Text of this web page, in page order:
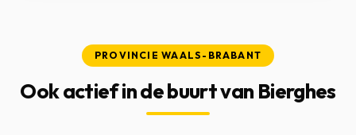
PROVINCIE WAALS-BRABANT
Ook actief in de buurt van Bierghes